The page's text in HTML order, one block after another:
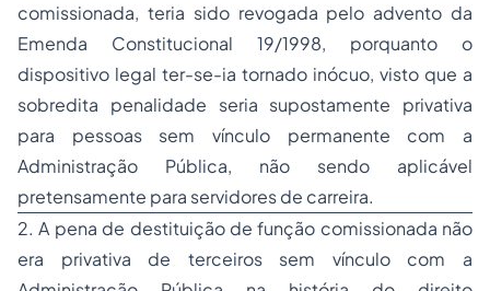
comissionada, teria sido revogada pelo advento da
Emenda Constitucional 19/1998, porquanto o
dispositivo legal ter-se-ia tornado inócuo, visto que a
sobredita penalidade seria supostamente privativa
para pessoas sem vínculo permanente com a
Administração Pública, não sendo aplicável
pretensamente para servidores de carreira.
2. A pena de destituição de função comissionada não
era privativa de terceiros sem vínculo com a